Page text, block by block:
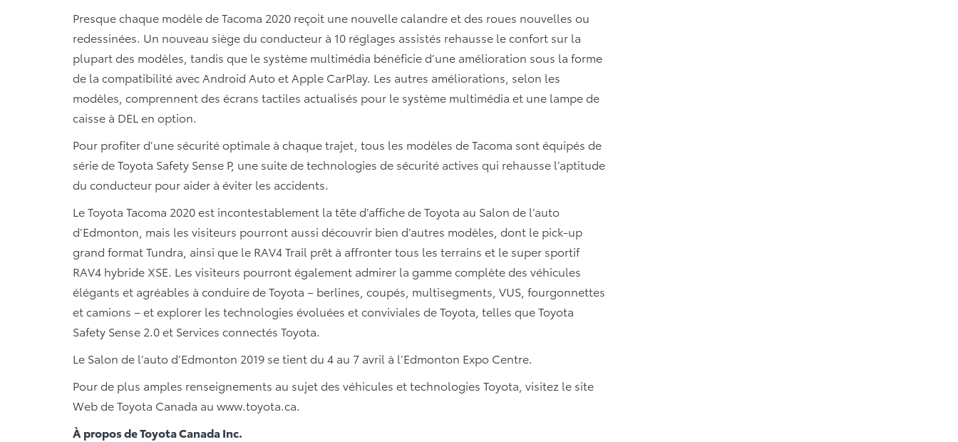
Presque chaque modèle de Tacoma 2020 reçoit une nouvelle calandre et des roues nouvelles ou
redessinées. Un nouveau siège du conducteur à 10 réglages assistés rehausse le confort sur la
plupart des modèles, tandis que le système multimédia bénéficie d’une amélioration sous la forme
de la compatibilité avec Android Auto et Apple CarPlay. Les autres améliorations, selon les
modèles, comprennent des écrans tactiles actualisés pour le système multimédia et une lampe de
caisse à DEL en option.
Pour profiter d’une sécurité optimale à chaque trajet, tous les modèles de Tacoma sont équipés de
série de Toyota Safety Sense P, une suite de technologies de sécurité actives qui rehausse l’aptitude
du conducteur pour aider à éviter les accidents.
Le Toyota Tacoma 2020 est incontestablement la tête d’affiche de Toyota au Salon de l’auto
d’Edmonton, mais les visiteurs pourront aussi découvrir bien d’autres modèles, dont le pick-up
grand format Tundra, ainsi que le RAV4 Trail prêt à affronter tous les terrains et le super sportif
RAV4 hybride XSE. Les visiteurs pourront également admirer la gamme complète des véhicules
élégants et agréables à conduire de Toyota – berlines, coupés, multisegments, VUS, fourgonnettes
et camions – et explorer les technologies évoluées et conviviales de Toyota, telles que Toyota
Safety Sense 2.0 et Services connectés Toyota.
Le Salon de l’auto d’Edmonton 2019 se tient du 4 au 7 avril à l’Edmonton Expo Centre.
Pour de plus amples renseignements au sujet des véhicules et technologies Toyota, visitez le site
Web de Toyota Canada au www.toyota.ca.
À propos de Toyota Canada Inc.